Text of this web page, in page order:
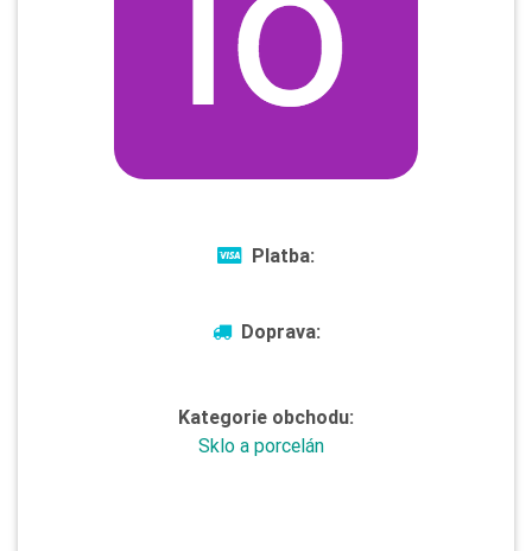
Platba:
Doprava:
Kategorie obchodu:
Sklo a porcelán